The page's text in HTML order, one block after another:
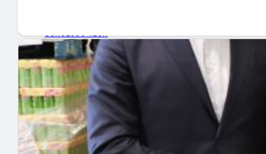
MERCADOS Y TENDENCIAS
EVENTOS
HEMEROTECA